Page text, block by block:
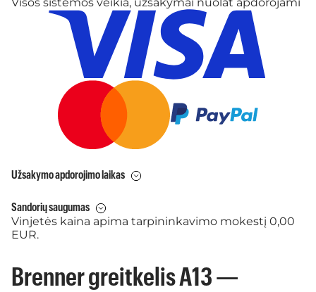
Visos sistemos veikia, užsakymai nuolat apdorojami
Užsakymo apdorojimo laikas
Sandorių saugumas
Vinjetės kaina apima tarpininkavimo mokestį 0,00
EUR.
Brenner greitkelis A13 —